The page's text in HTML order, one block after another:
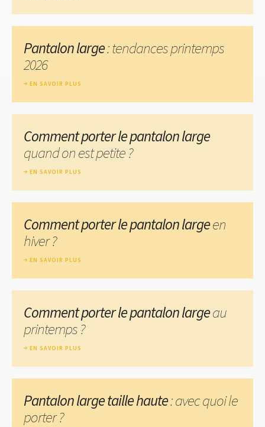
Pantalon large: tendances printemps
2026
EN SAVOIR PLUS
Comment porter le pantalon large
quand on est petite ?
EN SAVOIR PLUS
Comment porter le pantalon largeen
hiver ?
EN SAVOIR PLUS
Comment porter le pantalon largeau
printemps ?
EN SAVOIR PLUS
Pantalon large taille haute: avec quoi le
porter ?